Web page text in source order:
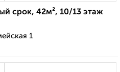
срок, 42м², 10/13 этаж
1